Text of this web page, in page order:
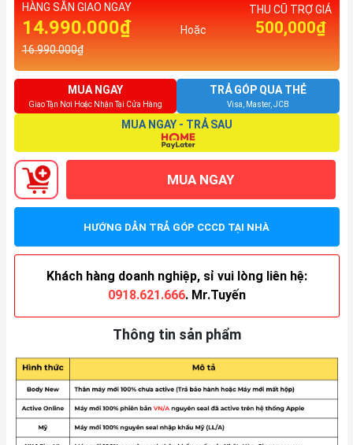
HÀNG SẴN GIAO NGAY
14.990.000₫
16.990.000₫
Hoặc
THU CŨ TRỢ GIÁ
500,000₫
MUA NGAY
Giao Tận Nơi Hoặc Nhận Tại Cửa Hàng
TRẢ GÓP QUA THẺ
Visa, Master, JCB
MUA NGAY - TRẢ SAU
MUA NGAY
HƯỚNG DẪN TRẢ GÓP CCCD TẠI NHÀ
Khách hàng doanh nghiệp, sỉ vui lòng liên hệ:
0918.621.666. Mr.Tuyến
Thông tin sản phẩm